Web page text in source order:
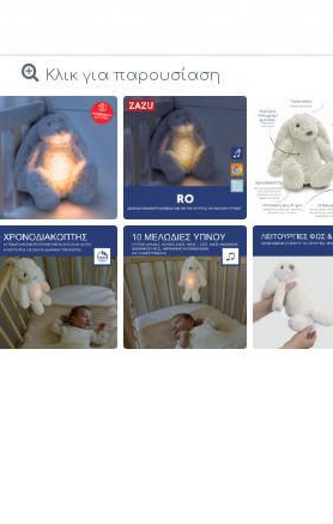
Κλικ για παρουσίαση